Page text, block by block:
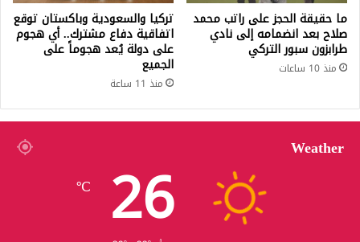
ما حقيقة الحجز على راتب محمد
صلاح بعد انضمامه إلى نادي
طرابزون سبور التركي
منذ 10 ساعات
تركيا والسعودية وباكستان توقع
اتفاقية دفاع مشترك.. أي هجوم
على دولة يُعد هجوماً على
الجميع
منذ 11 ساعة
Weather
26
℃